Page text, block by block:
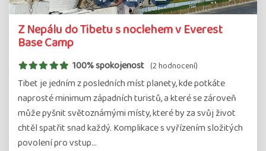
Z Nepálu do Tibetu s noclehem v Everest
Base Camp
100% spokojenost (2 hodnocení)
Tibet je jedním z posledních míst planety, kde potkáte
naprosté minimum západních turistů, a které se zároveň
může pyšnit světoznámými místy, které by za svůj život
chtěl spatřit snad každý. Komplikace s vyřízením složitých
povolení pro vstup…